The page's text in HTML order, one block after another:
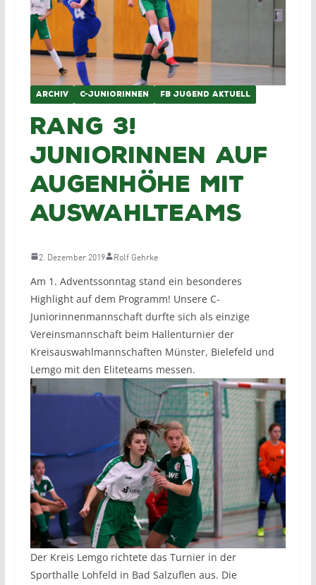
ARCHIV C-JUNIORINNEN FB JUGEND AKTUELL
Rang 3!
Juniorinnen auf
Augenhöhe mit
Auswahlteams
2. Dezember 2019 Rolf Gehrke
Am 1. Adventssonntag stand ein besonderes
Highlight auf dem Programm! Unsere C-
Juniorinnenmannschaft durfte sich als einzige
Vereinsmannschaft beim Hallenturnier der
Kreisauswahlmannschaften Münster, Bielefeld und
Lemgo mit den Eliteteams messen.
Der Kreis Lemgo richtete das Turnier in der
Sporthalle Lohfeld in Bad Salzuflen aus. Die